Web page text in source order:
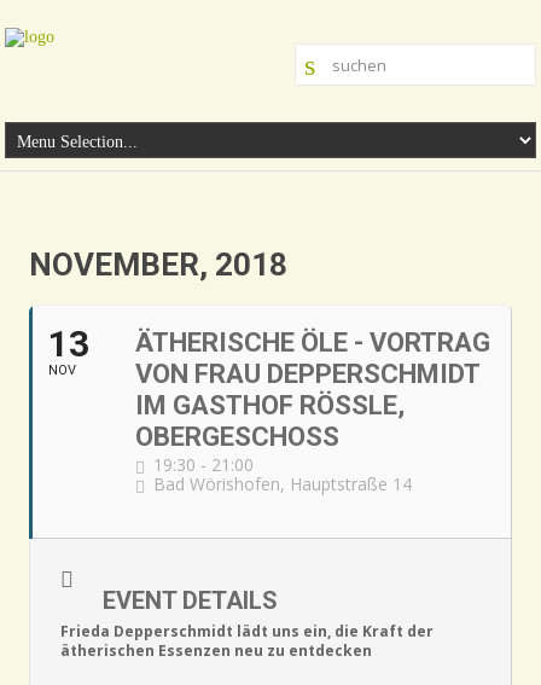
NOVEMBER, 2018
13
NOV
ÄTHERISCHE ÖLE - VORTRAG
VON FRAU DEPPERSCHMIDT
IM GASTHOF RÖSSLE,
OBERGESCHOSS
19:30 - 21:00
Bad Wörishofen, Hauptstraße 14
EVENT DETAILS
Frieda Depperschmidt lädt uns ein, die Kraft der
ätherischen Essenzen neu zu entdecken